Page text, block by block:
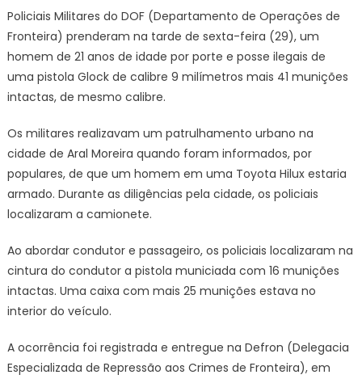
é
preso
pelo
DOF
com
de
fogo
e
munições
Policiais Militares do DOF (Departamento de Operações de
Fronteira) prenderam na tarde de sexta-feira (29), um
homem de 21 anos de idade por porte e posse ilegais de
uma pistola Glock de calibre 9 milímetros mais 41 munições
intactas, de mesmo calibre.
Os militares realizavam um patrulhamento urbano na
cidade de Aral Moreira quando foram informados, por
populares, de que um homem em uma Toyota Hilux estaria
armado. Durante as diligências pela cidade, os policiais
localizaram a camionete.
Ao abordar condutor e passageiro, os policiais localizaram na
cintura do condutor a pistola municiada com 16 munições
intactas. Uma caixa com mais 25 munições estava no
interior do veículo.
A ocorrência foi registrada e entregue na Defron (Delegacia
Especializada de Repressão aos Crimes de Fronteira), em